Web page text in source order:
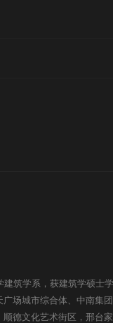
筑学系，获建筑学硕士
场城市综合体、中南集
德文化艺术街区，邢台家